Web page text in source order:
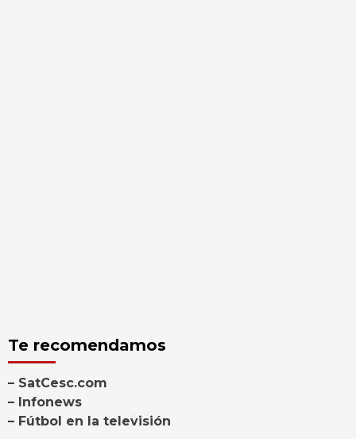
Te recomendamos
– SatCesc.com
– Infonews
– Fútbol en la televisión